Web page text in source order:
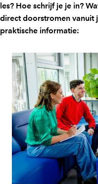
les? Hoe schrijf je je in?
direct doorstromen vanuit
praktische informatie: